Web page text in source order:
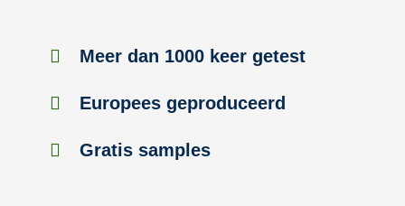
Meer dan 1000 keer getest
Europees geproduceerd
Gratis samples